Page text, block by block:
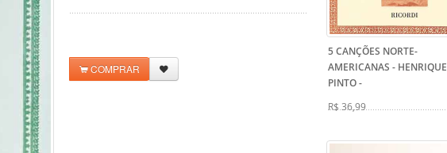
COMPRAR
5 CANÇÕES NORTE-
AMERICANAS - HENRIQUE
PINTO-
R$ 36,99